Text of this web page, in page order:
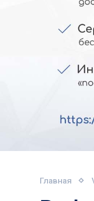
Главная